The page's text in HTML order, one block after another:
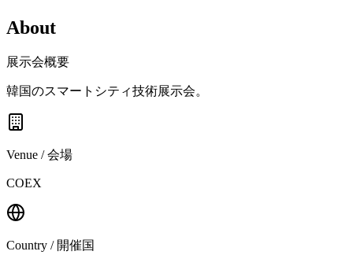
About
展示会概要
韓国のスマートシティ技術展示会。
Venue / 会場
COEX
Country / 開催国